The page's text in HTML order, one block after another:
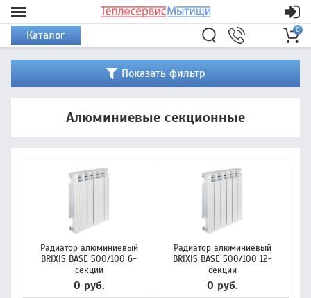
Каталог 0
Показать фильтр
Алюминиевые секционные
Радиатор алюминиевый
BRIXIS BASE 500/100 6-
секции
0 руб.
Радиатор алюминиевый
BRIXIS BASE 500/100 12-
секции
0 руб.